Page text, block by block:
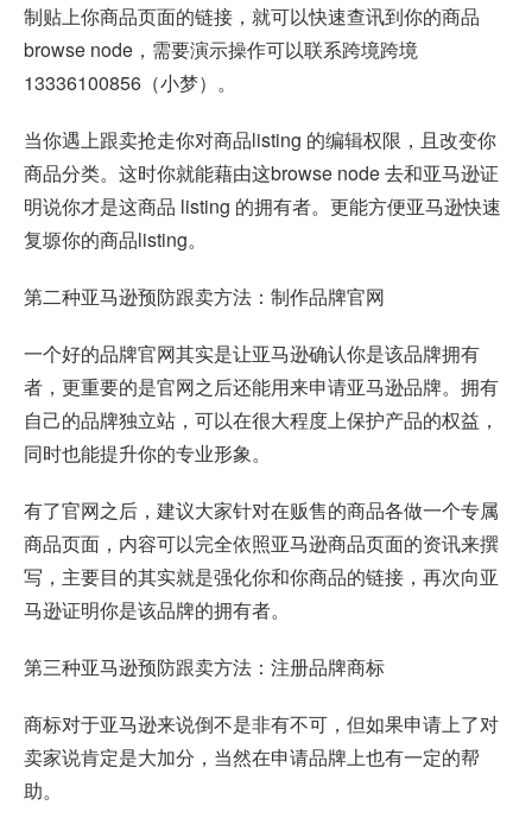
制贴上你商品页面的链接，就可以快速查讯到你的商品
browse node，需要演示操作可以联系跨境跨境
13336100856（小梦）。
当你遇上跟卖抢走你对商品listing 的编辑权限，且改变你
商品分类。这时你就能藉由这browse node 去和亚马逊证
明说你才是这商品 listing 的拥有者。更能方便亚马逊快速
复塬你的商品listing。
第二种亚马逊预防跟卖方法：制作品牌官网
一个好的品牌官网其实是让亚马逊确认你是该品牌拥有
者，更重要的是官网之后还能用来申请亚马逊品牌。拥有
自己的品牌独立站，可以在很大程度上保护产品的权益，
同时也能提升你的专业形象。
有了官网之后，建议大家针对在贩售的商品各做一个专属
商品页面，内容可以完全依照亚马逊商品页面的资讯来撰
写，主要目的其实就是强化你和你商品的链接，再次向亚
马逊证明你是该品牌的拥有者。
第三种亚马逊预防跟卖方法：注册品牌商标
商标对于亚马逊来说倒不是非有不可，但如果申请上了对
卖家说肯定是大加分，当然在申请品牌上也有一定的帮
助。